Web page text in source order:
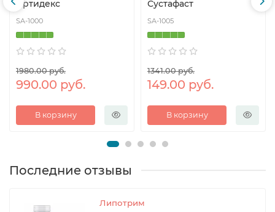
Артидекс
SA-1000
1980.00 руб.
990.00 руб.
В корзину
Сустафаст
SA-1005
1341.00 руб.
149.00 руб.
В корзину
Последние отзывы
Липотрим